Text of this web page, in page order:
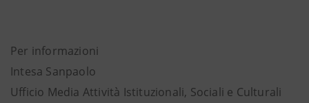
Per informazioni
Intesa Sanpaolo
Ufficio Media Attività Istituzionali, Sociali e Culturali